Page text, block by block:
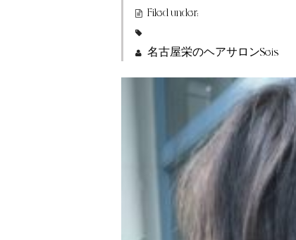
Filed under:
名古屋栄のヘアサロンSeis